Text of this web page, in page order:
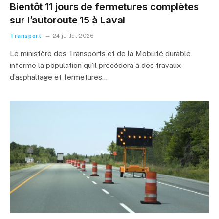
Bientôt 11 jours de fermetures complètes
sur l’autoroute 15 à Laval
Transport 24 juillet 2026
Le ministère des Transports et de la Mobilité durable
informe la population qu’il procédera à des travaux
d’asphaltage et fermetures…